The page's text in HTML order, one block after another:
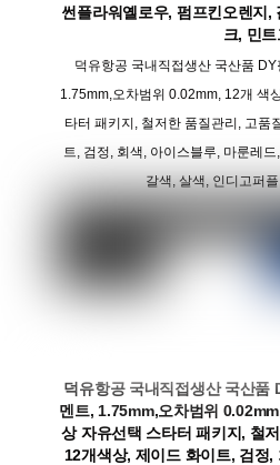
썬플라워옐로우, 펌프킨오렌지,
크, 민
덕유항공 국내직접생산 국산품
1.75mm,오차범위 0.02mm, 12개 색
타터 패키지, 철저한 품질관리, 고품
트, 검정, 회색, 아이스블루, 마룬레
갈색, 살색, 인디고퍼
덕유항공 국내직접생산 국산품
멘트, 1.75mm,오차범위
상 자유선택 스타터 패키지, 철
12개색상, 제이드 화이트, 검정